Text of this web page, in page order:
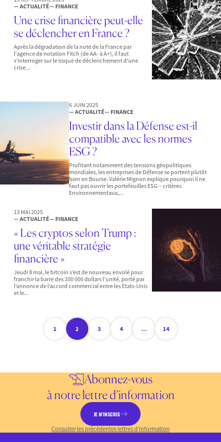
— ACTUALITÉ— FINANCE
Une crise financière peut-elle
se déclencher en France ?
Après la dégradation de la note de la France par
l'agence de notation Fitch (de AA- à A+), il faut
s'interroger sur le risque de déclenchement d'une
crise...
6 JUIN 2025
— ACTUALITÉ— FINANCE
Investir dans la Défense est-il
compatible avec les normes
ESG ?
Profitant notamment des tensions géopolitiques
mondiales, les entreprises de Défense se portent plutôt
bien en Bourse. Valérie Mignon explique pourquoi il ne
faut pas ouvrir les portefeuilles ESG – critères
Environnementaux,...
13 MAI 2025
— ACTUALITÉ— FINANCE
« Les cryptos selon Trump :
une véritable stratégie
financière »
Jeudi 8 mai, le bitcoin s’est de nouveau envolé pour
franchir la barre des 100 000 dollars l’unité, porté par
l’annonce de l’accord commercial entre les Etats-Unis
et le...
1 2 3 4 … 14
Abonnez-vous
à notre lettre d’information
JE M’INSCRIS
Consulter les précédentes lettres d’information